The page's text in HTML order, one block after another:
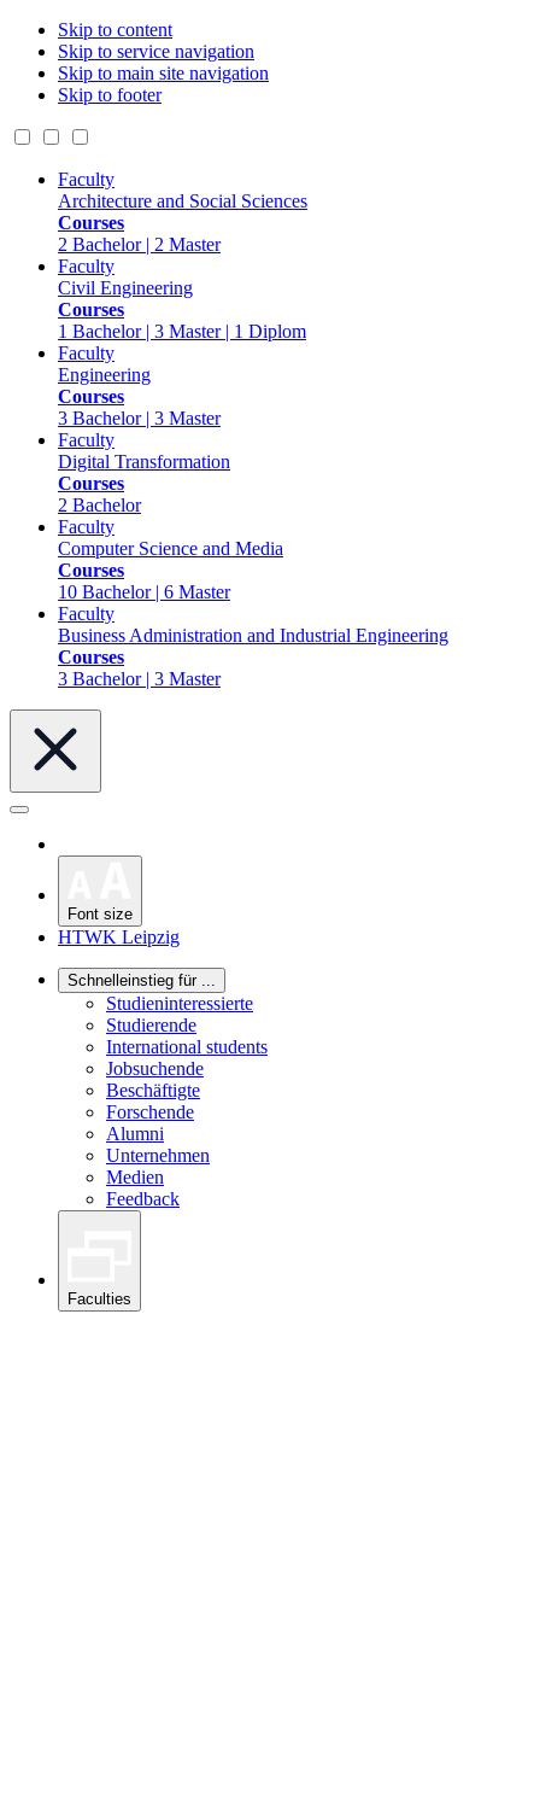
Skip to content
Skip to service navigation
Skip to main site navigation
Skip to footer
Faculty
Architecture and Social Sciences
Courses
2 Bachelor | 2 Master
Faculty
Civil Engineering
Courses
1 Bachelor | 3 Master | 1 Diplom
Faculty
Engineering
Courses
3 Bachelor | 3 Master
Faculty
Digital Transformation
Courses
2 Bachelor
Faculty
Computer Science and Media
Courses
10 Bachelor | 6 Master
Faculty
Business Administration and Industrial Engineering
Courses
3 Bachelor | 3 Master
Font size
HTWK Leipzig
Schnelleinstieg für ...
Studieninteressierte
Studierende
International students
Jobsuchende
Beschäftigte
Forschende
Alumni
Unternehmen
Medien
Feedback
Faculties